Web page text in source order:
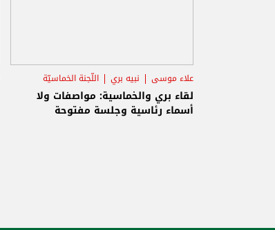
علاء موسى نبيه بري اللّجنة الخماسيّة
لقاء بري والخماسية: مواصفات ولا
أسماء رئاسية وجلسة مفتوحة